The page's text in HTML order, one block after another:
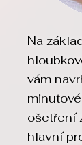
Na
vám
ošetření
hlavní